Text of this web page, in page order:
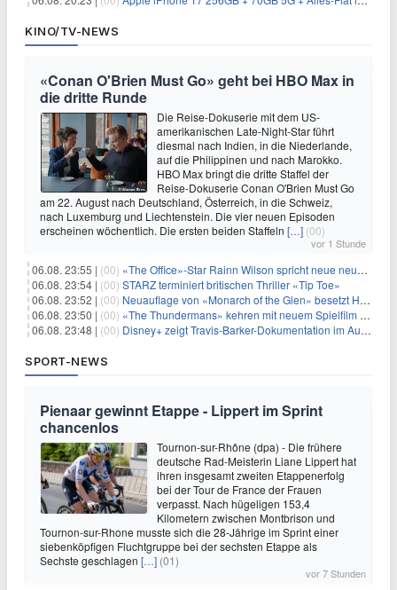
KINO/TV-NEWS
«Conan O'Brien Must Go» geht bei HBO Max in
die dritte Runde
Die Reise-Dokuserie mit dem US-
amerikanischen Late-Night-Star führt
diesmal nach Indien, in die Niederlande,
auf die Philippinen und nach Marokko.
HBO Max bringt die dritte Staffel der
Reise-Dokuserie Conan O'Brien Must Go
am 22. August nach Deutschland, Österreich, in die Schweiz,
nach Luxemburg und Liechtenstein. Die vier neuen Episoden
erscheinen wöchentlich. Die ersten beiden Staffeln […] (00)
vor 1 Stunde
06.08. 23:55 | (00) «The Office»-Star Rainn Wilson spricht neue neuseeländische Serie «Settling»
06.08. 23:54 | (00) STARZ terminiert britischen Thriller «Tip Toe»
06.08. 23:52 | (00) Neuauflage von «Monarch of the Glen» besetzt Hauptrollen
06.08. 23:50 | (00) «The Thundermans» kehren mit neuem Spielfilm zurück
06.08. 23:48 | (00) Disney+ zeigt Travis-Barker-Dokumentation im August
SPORT-NEWS
Pienaar gewinnt Etappe - Lippert im Sprint
chancenlos
Tournon-sur-Rhône (dpa) - Die frühere
deutsche Rad-Meisterin Liane Lippert hat
ihren insgesamt zweiten Etappenerfolg
bei der Tour de France der Frauen
verpasst. Nach hügeligen 153,4
Kilometern zwischen Montbrison und
Tournon-sur-Rhone musste sich die 28-Jährige im Sprint einer
siebenköpfigen Fluchtgruppe bei der sechsten Etappe als
Sechste geschlagen […] (01)
vor 7 Stunden